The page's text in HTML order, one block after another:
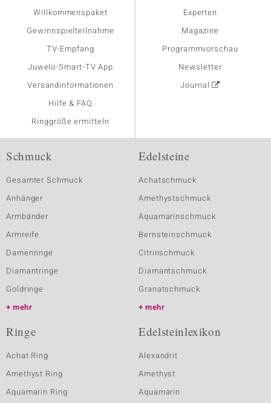
Willkommenspaket
Gewinnspielteilnahme
TV-Empfang
Juwelo-Smart-TV App
Versandinformationen
Hilfe & FAQ
Ringgröße ermitteln
Experten
Magazine
Programmvorschau
Newsletter
Journal
Schmuck
Gesamter Schmuck
Anhänger
Armbänder
Armreife
Damenringe
Diamantringe
Goldringe
mehr
Edelsteine
Achatschmuck
Amethystschmuck
Aquamarinschmuck
Bernsteinschmuck
Citrinschmuck
Diamantschmuck
Granatschmuck
mehr
Ringe
Achat Ring
Amethyst Ring
Aquamarin Ring
Edelsteinlexikon
Alexandrit
Amethyst
Aquamarin